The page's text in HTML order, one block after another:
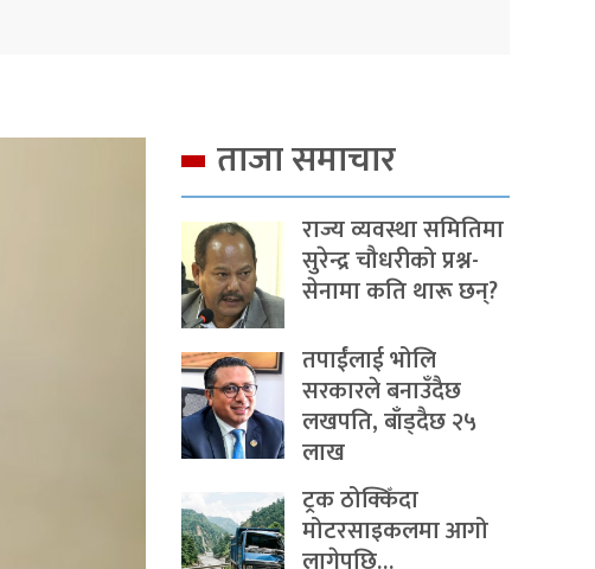
ताजा समाचार
राज्य व्यवस्था समितिमा
सुरेन्द्र चौधरीको प्रश्न-
सेनामा कति थारू छन्?
तपाईंलाई भोलि
सरकारले बनाउँदैछ
लखपति, बाँड्दैछ २५
लाख
ट्रक ठोक्किँदा
मोटरसाइकलमा आगो